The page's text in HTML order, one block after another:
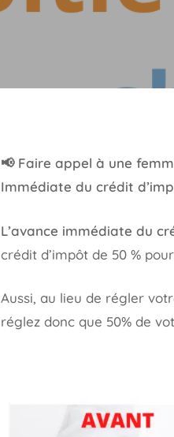
📢 Faire appel à une
Immédiate du crédit
L’avance immédiate du
crédit d’impôt de 50 %
Aussi, au lieu de régler
réglez donc que 50% de